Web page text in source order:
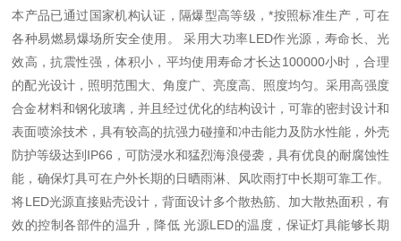
本产品已通过国家机构认证，隔爆型高等级，*按照标准生产，可在
各种易燃易爆场所安全使用。 采用大功率LED作光源，寿命长、光
效高，抗震性强，体积小，平均使用寿命才长达100000小时，合理
的配光设计，照明范围大、角度广、亮度高、照度均匀。采用高强度
合金材料和钢化玻璃，并且经过优化的结构设计，可靠的密封设计和
表面喷涂技术，具有较高的抗强力碰撞和冲击能力及防水性能，外壳
防护等级达到IP66，可防浸水和猛烈海浪侵袭，具有优良的耐腐蚀性
能，确保灯具可在户外长期的日晒雨淋、风吹雨打中长期可靠工作。
将LED光源直接贴壳设计，背面设计多个散热筋、加大散热面积，有
效的控制各部件的温升，降低 光源LED的温度，保证灯具能够长期